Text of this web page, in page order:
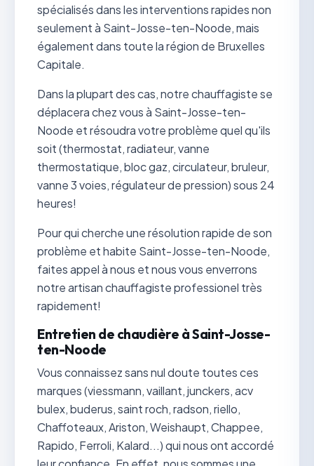
spécialisés dans les interventions rapides non
seulement à Saint-Josse-ten-Noode, mais
également dans toute la région de Bruxelles
Capitale.
Dans la plupart des cas, notre chauffagiste se
déplacera chez vous à Saint-Josse-ten-
Noode et résoudra votre problème quel qu'ils
soit (thermostat, radiateur, vanne
thermostatique, bloc gaz, circulateur, bruleur,
vanne 3 voies, régulateur de pression) sous 24
heures!
Pour qui cherche une résolution rapide de son
problème et habite Saint-Josse-ten-Noode,
faites appel à nous et nous vous enverrons
notre artisan chauffagiste professionel très
rapidement!
Entretien de chaudière à Saint-Josse-
ten-Noode
Vous connaissez sans nul doute toutes ces
marques (viessmann, vaillant, junckers, acv
bulex, buderus, saint roch, radson, riello,
Chaffoteaux, Ariston, Weishaupt, Chappee,
Rapido, Ferroli, Kalard...) qui nous ont accordé